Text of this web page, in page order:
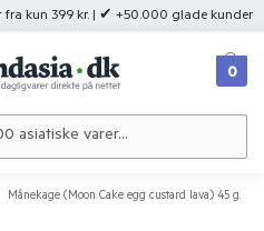
kun 399 kr. | ✔ +50.000 glade kunder
0
Månekage (Moon Cake egg custard lava) 45 g.